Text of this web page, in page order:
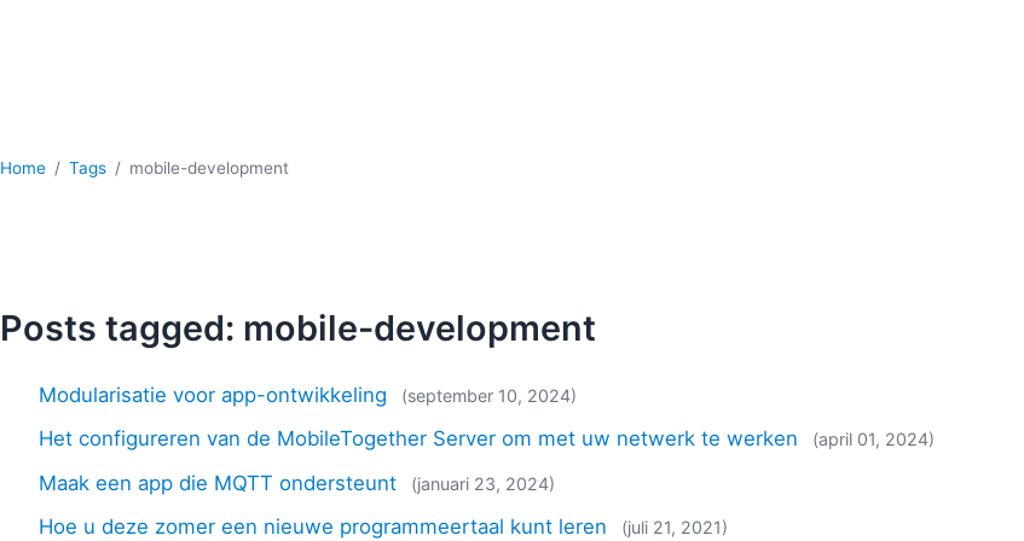
Home Tags mobile-development
Posts tagged: mobile-development
Modularisatie voor app-ontwikkeling (september 10, 2024)
Het configureren van de MobileTogether Server om met uw netwerk te werken (april 01, 2024)
Maak een app die MQTT ondersteunt (januari 23, 2024)
Hoe u deze zomer een nieuwe programmeertaal kunt leren (juli 21, 2021)